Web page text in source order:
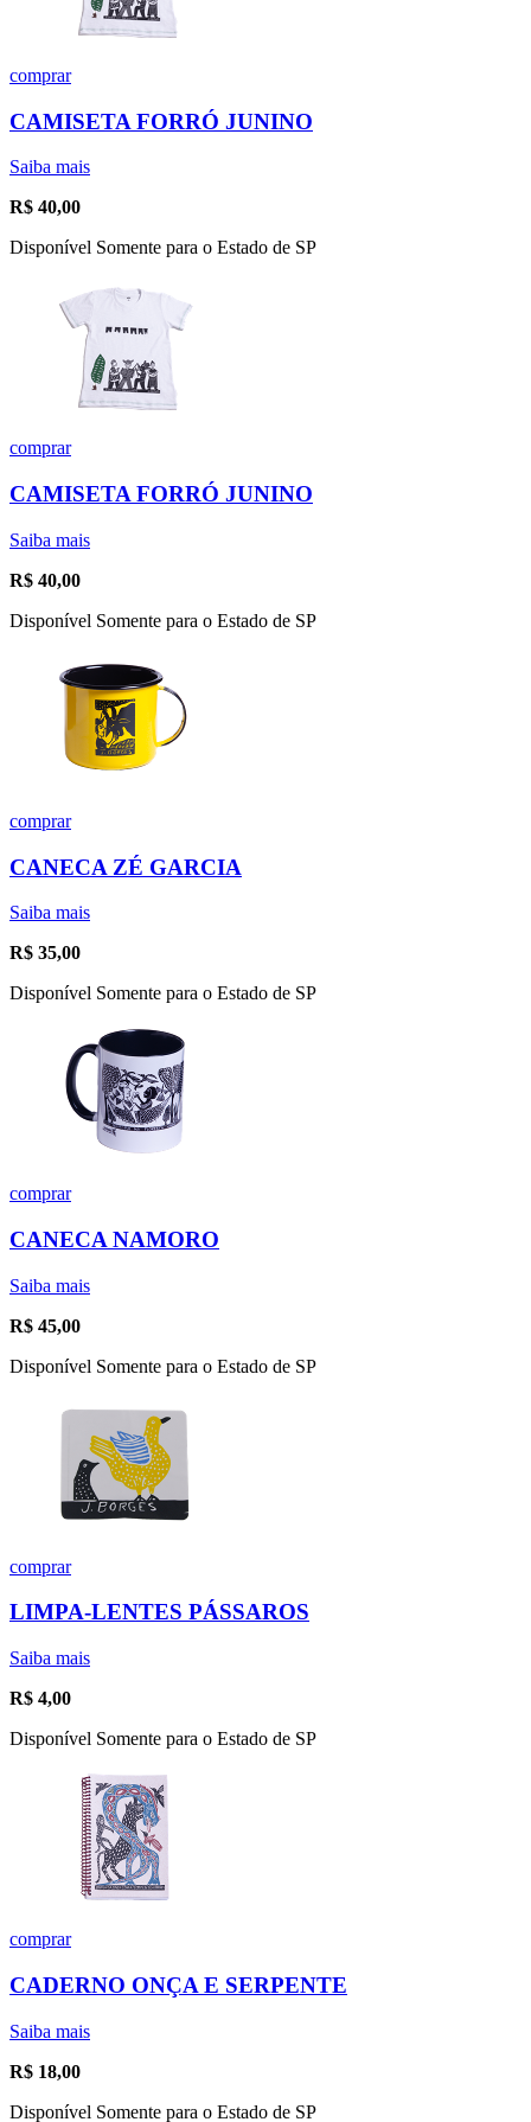
comprar
CAMISETA FORRÓ JUNINO
Saiba mais
R$ 40,00
Disponível Somente para o Estado de SP
comprar
CAMISETA FORRÓ JUNINO
Saiba mais
R$ 40,00
Disponível Somente para o Estado de SP
comprar
CANECA ZÉ GARCIA
Saiba mais
R$ 35,00
Disponível Somente para o Estado de SP
comprar
CANECA NAMORO
Saiba mais
R$ 45,00
Disponível Somente para o Estado de SP
comprar
LIMPA-LENTES PÁSSAROS
Saiba mais
R$ 4,00
Disponível Somente para o Estado de SP
comprar
CADERNO ONÇA E SERPENTE
Saiba mais
R$ 18,00
Disponível Somente para o Estado de SP